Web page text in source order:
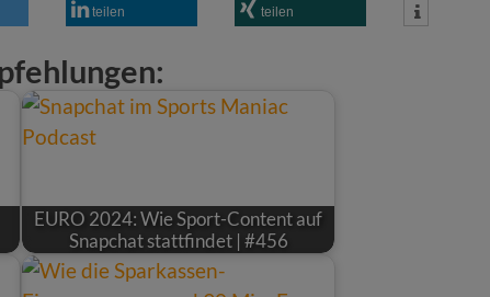
teilen teilen
EURO 2024: Wie Sport-Content auf
Snapchat stattfindet | #456